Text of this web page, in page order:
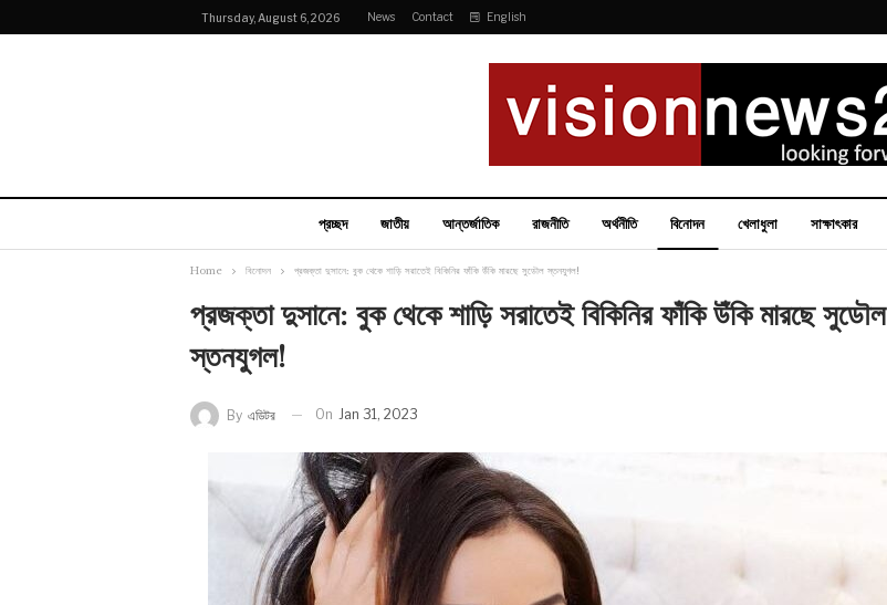
Thursday, August 6, 2026 News Contact English
প্রচ্ছদ জাতীয় আন্তর্জাতিক রাজনীতি অর্থনীতি বিনোদন খেলাধুলা সাক্ষাৎকার
Home বিনোদন প্রজক্তা দুসানে: বুক থেকে শাড়ি সরাতেই বিকিনির ফাঁকি উঁকি মারছে সুডৌল স্তনযুগল!
প্রজক্তা দুসানে: বুক থেকে শাড়ি সরাতেই বিকিনির ফাঁকি উঁকি মারছে সুডৌল
স্তনযুগল!
By এডিটর On Jan 31, 2023